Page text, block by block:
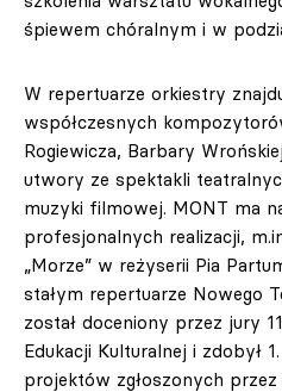
śpiewem chóralnym i w
W repertuarze orkiestry
współczesnych
Rogiewicza, Barbary
utwory ze spektakli
muzyki filmowej. MONT ma
profesjonalnych realizacji,
„Morze” w reżyserii Pia
stałym repertuarze Nowego
został doceniony przez jury
Edukacji Kulturalnej i zdobył
projektów zgłoszonych